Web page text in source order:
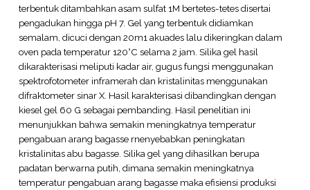
terbentuk ditambahkan asam sulfat 1M bertetes-tetes disertai
pengadukan hingga pH 7. Gel yang terbentuk didiamkan
semalam, dicuci dengan 20m1 akuades lalu dikeringkan dalam
oven pada temperatur 120°C selama 2 jam. Silika gel hasil
dikarakterisasi meliputi kadar air, gugus fungsi menggunakan
spektrofotometer inframerah dan kristalinitas menggunakan
difraktometer sinar X. Hasil karakterisasi dibandingkan dengan
kiesel gel 60 G sebagai pembanding. Hasil penelitian ini
menunjukkan bahwa semakin meningkatnya temperatur
pengabuan arang bagasse rnenyebabkan peningkatan
kristalinitas abu bagasse. Silika gel yang dihasilkan berupa
padatan berwarna putih, dimana semakin meningkatnya
temperatur pengabuan arang bagasse maka efisiensi produksi